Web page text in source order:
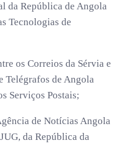
da República de Angola
Tecnologias de
os Correios da Sérvia e
Telégrafos de Angola
Serviços Postais;
de Notícias Angola
da República da